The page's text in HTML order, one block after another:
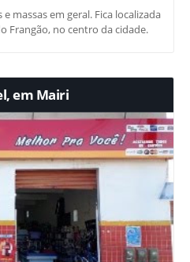
massas em geral. Fica localizada
Frangão, no centro da cidade.
em Mairi